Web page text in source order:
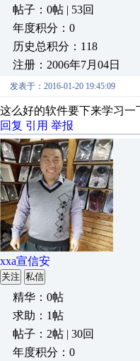
帖子：0帖 | 53回
年度积分：0
历史总积分：118
注册：2006年7月04日
发表于：2016-01-20 19:45:09
这么好的软件要下来学习一
回复 引用 举报
xxa宣信安
关注 私信
精华：0帖
求助：1帖
帖子：2帖 | 30回
年度积分：0